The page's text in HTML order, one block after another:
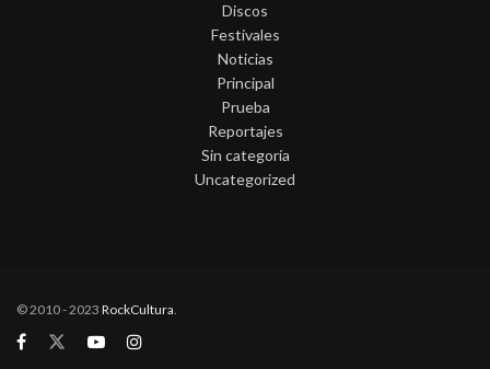
Discos
Festivales
Noticias
Principal
Prueba
Reportajes
Sin categoría
Uncategorized
© 2010 - 2023 RockCultura.